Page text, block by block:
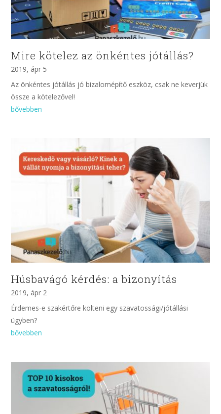
Mire kötelez az önkéntes jótállás?
2019, ápr 5
Az önkéntes jótállás jó bizalomépítő eszköz, csak ne keverjük
össze a kötelezővel!
bővebben
Húsbavágó kérdés: a bizonyítás
2019, ápr 2
Érdemes-e szakértőre költeni egy szavatossági/jótállási
ügyben?
bővebben